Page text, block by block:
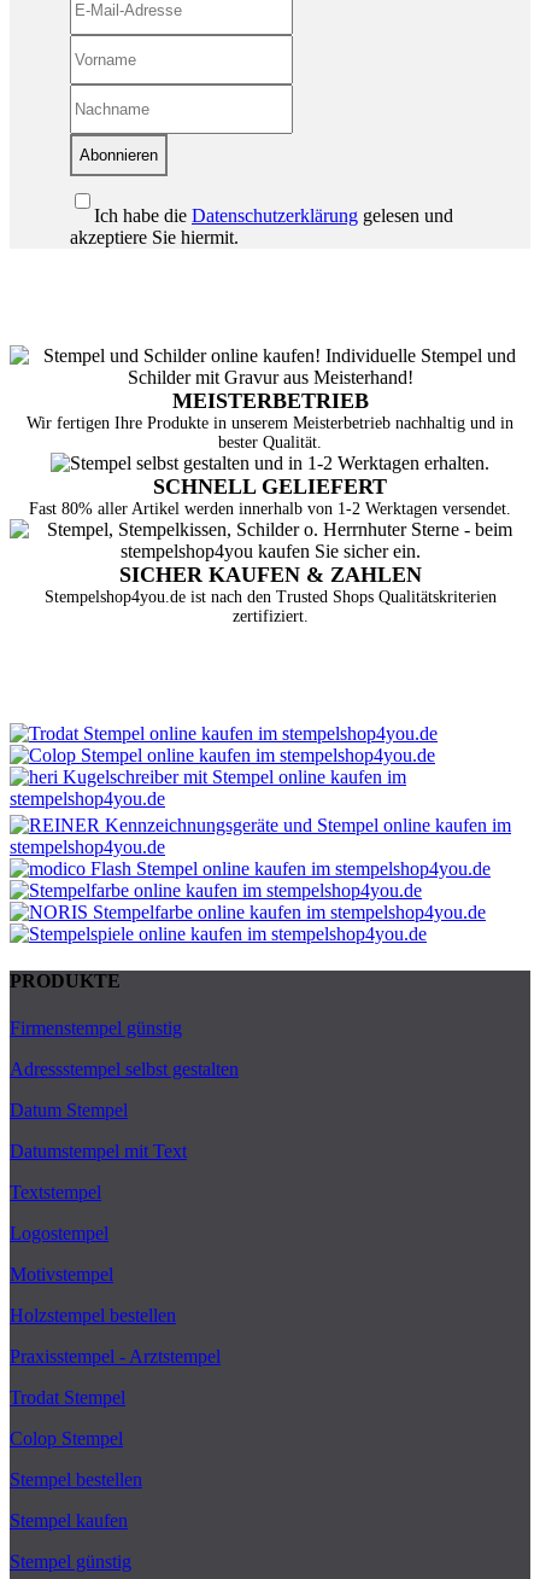
Abonnieren
Ich habe die Datenschutzerklärung gelesen und
akzeptiere Sie hiermit.
MEISTERBETRIEB
Wir fertigen Ihre Produkte in unserem Meisterbetrieb nachhaltig und in
bester Qualität.
SCHNELL GELIEFERT
Fast 80% aller Artikel werden innerhalb von 1-2 Werktagen versendet.
SICHER KAUFEN & ZAHLEN
Stempelshop4you.de ist nach den Trusted Shops Qualitätskriterien
zertifiziert.
PRODUKTE
Firmenstempel günstig
Adressstempel selbst gestalten
Datum Stempel
Datumstempel mit Text
Textstempel
Logostempel
Motivstempel
Holzstempel bestellen
Praxisstempel - Arztstempel
Trodat Stempel
Colop Stempel
Stempel bestellen
Stempel kaufen
Stempel günstig